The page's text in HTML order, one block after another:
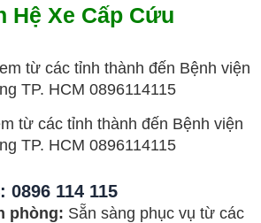
Hệ Xe Cấp Cứu
từ các tỉnh thành đến Bệnh viện
TP. HCM 0896114115
0896 114 115
phòng: Sẵn sàng phục vụ từ các